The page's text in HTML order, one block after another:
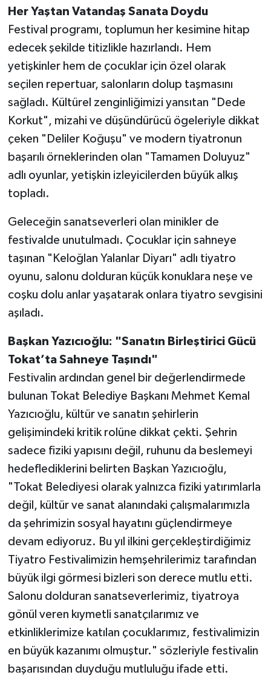
Her Yaştan Vatandaş Sanata Doydu
Festival programı, toplumun her kesimine hitap
edecek şekilde titizlikle hazırlandı. Hem
yetişkinler hem de çocuklar için özel olarak
seçilen repertuar, salonların dolup taşmasını
sağladı. Kültürel zenginliğimizi yansıtan "Dede
Korkut", mizahi ve düşündürücü ögeleriyle dikkat
çeken "Deliler Koğuşu" ve modern tiyatronun
başarılı örneklerinden olan "Tamamen Doluyuz"
adlı oyunlar, yetişkin izleyicilerden büyük alkış
topladı.
Geleceğin sanatseverleri olan minikler de
festivalde unutulmadı. Çocuklar için sahneye
taşınan "Keloğlan Yalanlar Diyarı" adlı tiyatro
oyunu, salonu dolduran küçük konuklara neşe ve
coşku dolu anlar yaşatarak onlara tiyatro sevgisini
aşıladı.
Başkan Yazıcıoğlu: "Sanatın Birleştirici Gücü
Tokat’ta Sahneye Taşındı"
Festivalin ardından genel bir değerlendirmede
bulunan Tokat Belediye Başkanı Mehmet Kemal
Yazıcıoğlu, kültür ve sanatın şehirlerin
gelişimindeki kritik rolüne dikkat çekti. Şehrin
sadece fiziki yapısını değil, ruhunu da beslemeyi
hedeflediklerini belirten Başkan Yazıcıoğlu,
"Tokat Belediyesi olarak yalnızca fiziki yatırımlarla
değil, kültür ve sanat alanındaki çalışmalarımızla
da şehrimizin sosyal hayatını güçlendirmeye
devam ediyoruz. Bu yıl ilkini gerçekleştirdiğimiz
Tiyatro Festivalimizin hemşehrilerimiz tarafından
büyük ilgi görmesi bizleri son derece mutlu etti.
Salonu dolduran sanatseverlerimiz, tiyatroya
gönül veren kıymetli sanatçılarımız ve
etkinliklerimize katılan çocuklarımız, festivalimizin
en büyük kazanımı olmuştur." sözleriyle festivalin
başarısından duyduğu mutluluğu ifade etti.